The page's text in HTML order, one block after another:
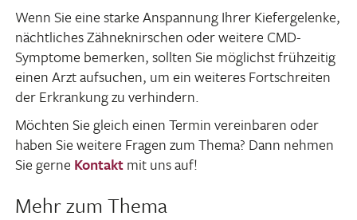
Wenn Sie eine starke Anspan­nung Ihrer Kiefer­ge­lenke,
nächt­li­ches Zähne­knir­schen oder weitere CMD-
Symptome bemerken, sollten Sie möglichst früh­zeitig
einen Arzt aufsu­chen, um ein weiteres Fort­schreiten
der Erkran­kung zu verhindern.
Möchten Sie gleich einen Termin verein­baren oder
haben Sie weitere Fragen zum Thema? Dann nehmen
Sie gerne Kontaktmit uns auf!
Mehr zum Thema